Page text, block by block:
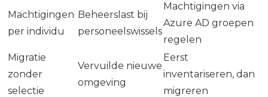
Machtigingen
per individu
Beheerslast bij
personeelswissels
Machtigingen via
Azure AD groepen
regelen
Migratie
zonder
selectie
Vervuilde nieuwe
omgeving
Eerst
inventariseren, dan
migreren